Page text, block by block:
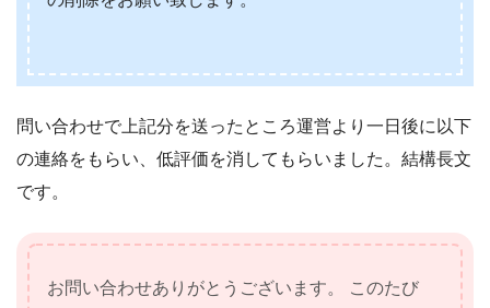
問い合わせで上記分を送ったところ運営より一日後に以下
の連絡をもらい、低評価を消してもらいました。結構長文
です。
お問い合わせありがとうございます。 このたび